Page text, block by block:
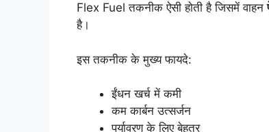
Flex Fuel तकनीक ऐसी होती है जिसमें वाहन
है।
इस तकनीक के मुख्य फायदे:
ईंधन खर्च में कमी
कम कार्बन उत्सर्जन
पर्यावरण के लिए बेहतर